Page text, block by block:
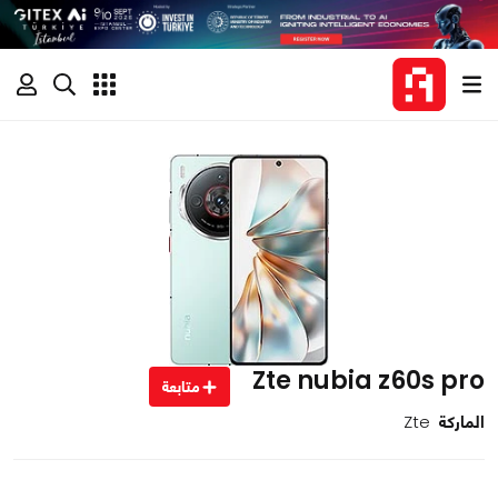
Zte nubia z60s pro متابعة
الماركة Zte